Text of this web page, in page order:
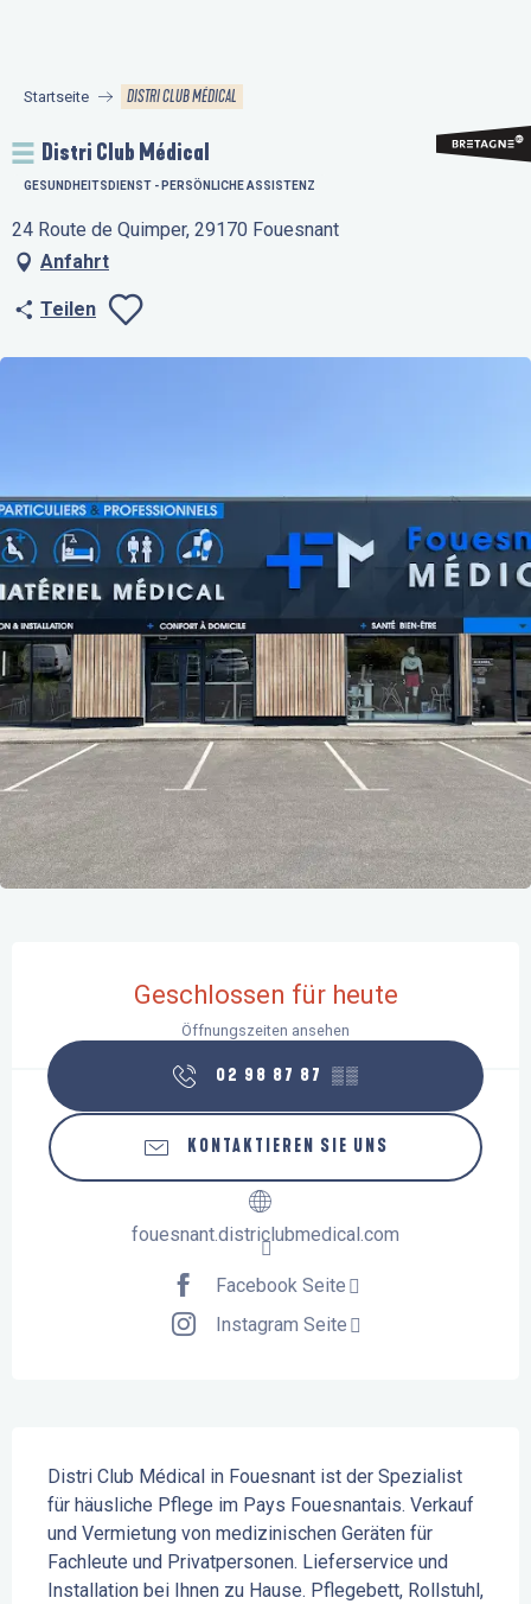
principal
Startseite DISTRI CLUB MÉDICAL
Distri Club Médical
GESUNDHEITSDIENST - PERSÖNLICHE ASSISTENZ
24 Route de Quimper, 29170 Fouesnant
Anfahrt
Teilen
Ajouter aux
Geschlossen für heute
Öffnungszeiten ansehen
02 98 87 87 ▒▒
KONTAKTIEREN SIE UNS
fouesnant.districlubmedical.com
Facebook Seite
Instagram Seite
Distri Club Médical in Fouesnant ist der Spezialist
für häusliche Pflege im Pays Fouesnantais. Verkauf
und Vermietung von medizinischen Geräten für
Fachleute und Privatpersonen. Lieferservice und
Installation bei Ihnen zu Hause. Pflegebett, Rollstuhl,